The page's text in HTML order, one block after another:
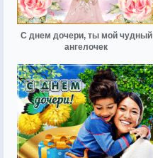
С днем дочери, ты мой чудный
ангелочек